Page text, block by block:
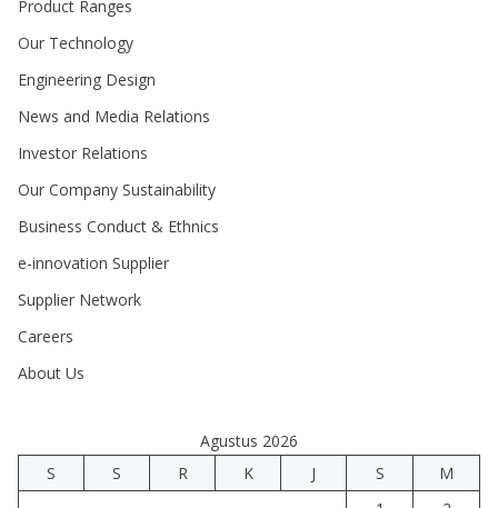
Product Ranges
Our Technology
Engineering Design
News and Media Relations
Investor Relations
Our Company Sustainability
Business Conduct & Ethnics
e-innovation Supplier
Supplier Network
Careers
About Us
Agustus 2026
S
S R K J S
M